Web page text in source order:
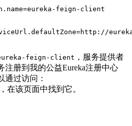
feign-client
feign-client ，服务提供者
注册到我的公益Eureka注册中心
通过访问：
在该页面中找到它。